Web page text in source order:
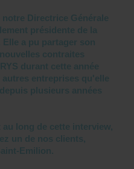
notre Directrice Générale
présidente de la
Elle a pu partager son
contraites
durant cette année
autres entreprises qu'elle
plusieurs années
long de cette interview,
un de nos clients,
Emilion.